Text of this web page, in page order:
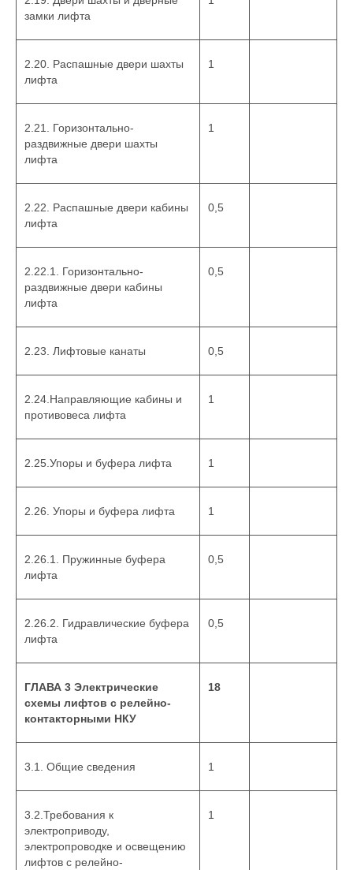
замки лифта
2.20. Распашные двери шахты
лифта
1
2.21. Горизонтально-
раздвижные двери шахты
лифта
1
2.22. Распашные двери кабины
лифта
0,5
2.22.1. Горизонтально-
раздвижные двери кабины
лифта
0,5
2.23. Лифтовые канаты 0,5
2.24.Направляющие кабины и
противовеса лифта
1
2.25.Упоры и буфера лифта 1
2.26. Упоры и буфера лифта 1
2.26.1. Пружинные буфера
лифта
0,5
2.26.2. Гидравлические буфера
лифта
0,5
ГЛАВА 3 Электрические
схемы лифтов с релейно-
контакторными НКУ
18
3.1. Общие сведения 1
3.2.Требования к
электроприводу,
электропроводке и освещению
лифтов с релейно-
1